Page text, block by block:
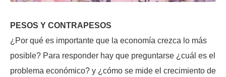
PESOS Y CONTRAPESOS
¿Por qué es importante que la economía crezca lo más
posible? Para responder hay que preguntarse ¿cuál es el
problema económico? y ¿cómo se mide el crecimiento de